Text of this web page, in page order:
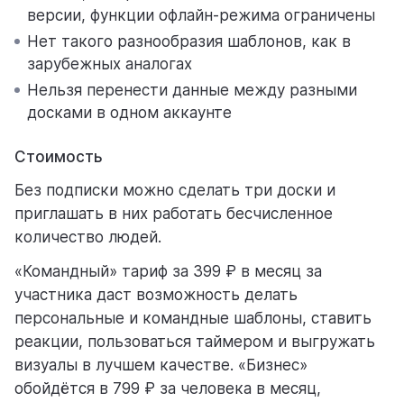
версии, функции офлайн-режима ограничены
Нет такого разнообразия шаблонов, как в
зарубежных аналогах
Нельзя перенести данные между разными
досками в одном аккаунте
Стоимость
Без подписки можно сделать три доски и
приглашать в них работать бесчисленное
количество людей.
«Командный» тариф за 399 ₽ в месяц за
участника даст возможность делать
персональные и командные шаблоны, ставить
реакции, пользоваться таймером и выгружать
визуалы в лучшем качестве. «Бизнес»
обойдётся в 799 ₽ за человека в месяц,